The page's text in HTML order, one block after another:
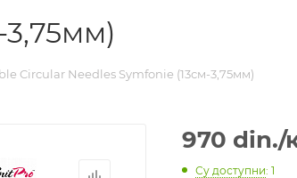
Circular Needles Symfonie (13см-3,75мм)
970 din./
Су доступни: 1